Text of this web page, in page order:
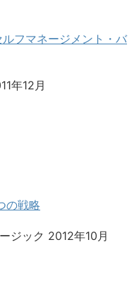
フマネージメント・バ
年12月
の戦略
ジック 2012年10月